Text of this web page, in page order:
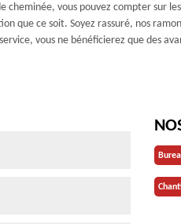
vous pouvez compter sur
que ce soit. Soyez rassuré, nos
vous ne bénéficierez que des